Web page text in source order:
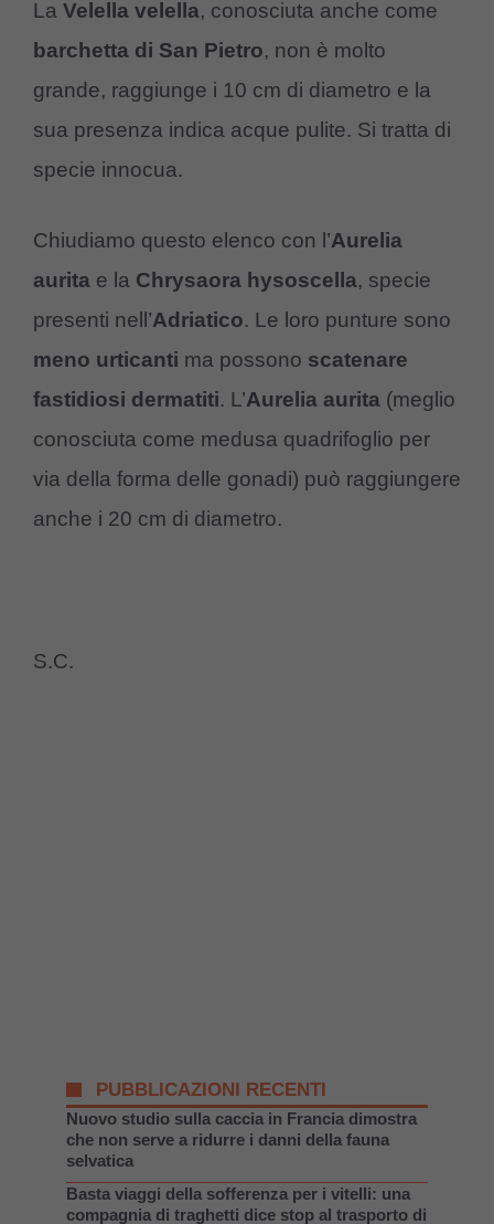
La Velella velella, conosciuta anche come
barchetta di San Pietro, non è molto
grande, raggiunge i 10 cm di diametro e la
sua presenza indica acque pulite. Si tratta di
specie innocua.
Chiudiamo questo elenco con l’Aurelia
aurita e la Chrysaora hysoscella, specie
presenti nell’Adriatico. Le loro punture sono
meno urticanti ma possono scatenare
fastidiosi dermatiti. L’Aurelia aurita (meglio
conosciuta come medusa quadrifoglio per
via della forma delle gonadi) può raggiungere
anche i 20 cm di diametro.
S.C.
PUBBLICAZIONI RECENTI
Nuovo studio sulla caccia in Francia dimostra
che non serve a ridurre i danni della fauna
selvatica
Basta viaggi della sofferenza per i vitelli: una
compagnia di traghetti dice stop al trasporto di